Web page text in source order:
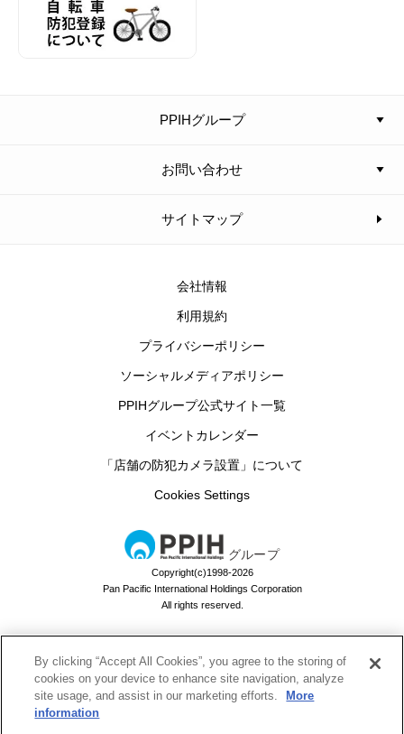
PPIHグループ
お問い合わせ
サイトマップ
会社情報
利用規約
プライバシーポリシー
ソーシャルメディアポリシー
PPIHグループ公式サイト一覧
イベントカレンダー
「店舗の防犯カメラ設置」について
Cookies Settings
グループ
Copyright(c)1998-2026
Pan Pacific International Holdings Corporation
All rights reserved.
By clicking “Accept All Cookies”, you agree to the storing of
cookies on your device to enhance site navigation, analyze
site usage, and assist in our marketing efforts.
More
information
ドン・キホーテのお買い物アプリ
ドンキでお買い物するなら必須！